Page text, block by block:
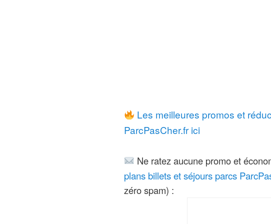
Les meilleures promos et
ParcPasCher.fr ici
Ne ratez aucune promo et
plans billets et séjours parcs
zéro spam) :